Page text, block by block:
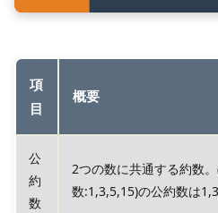
項
目
概要
公
約
数
2つの数に共通する約数
数:1,3,5,15)の公約数は1,3